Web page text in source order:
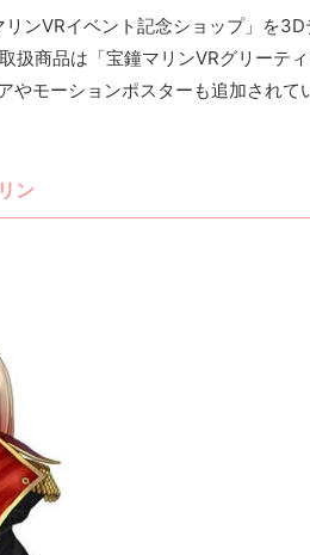
ンVRイベント記念ショップ」を3D
扱商品は「宝鐘マリンVRグリーテ
やモーションポスターも追加されて
ン